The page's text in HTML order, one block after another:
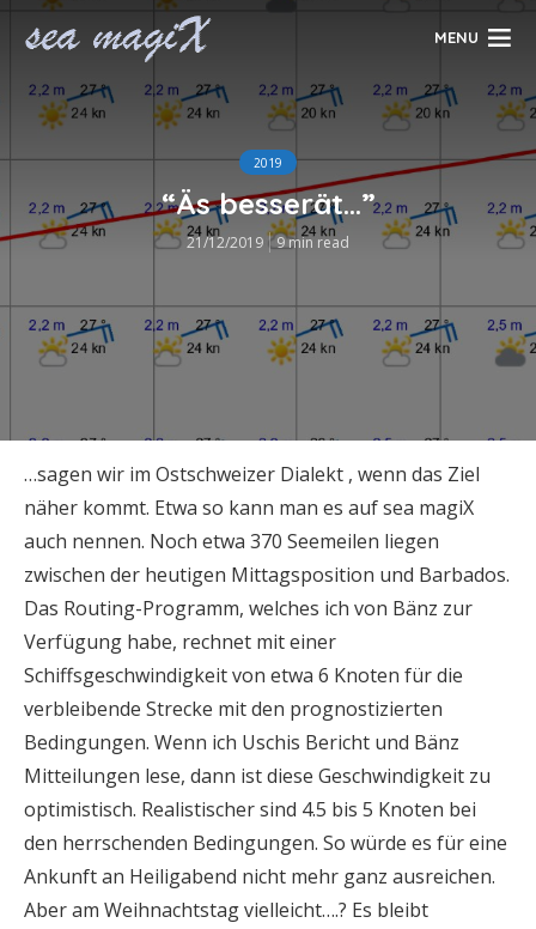
MENU
2019
“Äs besserät…”
21/12/2019 9 min read
…sagen wir im Ostschweizer Dialekt , wenn das Ziel
näher kommt. Etwa so kann man es auf sea magiX
auch nennen. Noch etwa 370 Seemeilen liegen
zwischen der heutigen Mittagsposition und Barbados.
Das Routing-Programm, welches ich von Bänz zur
Verfügung habe, rechnet mit einer
Schiffsgeschwindigkeit von etwa 6 Knoten für die
verbleibende Strecke mit den prognostizierten
Bedingungen. Wenn ich Uschis Bericht und Bänz
Mitteilungen lese, dann ist diese Geschwindigkeit zu
optimistisch. Realistischer sind 4.5 bis 5 Knoten bei
den herrschenden Bedingungen. So würde es für eine
Ankunft an Heiligabend nicht mehr ganz ausreichen.
Aber am Weihnachtstag vielleicht….? Es bleibt